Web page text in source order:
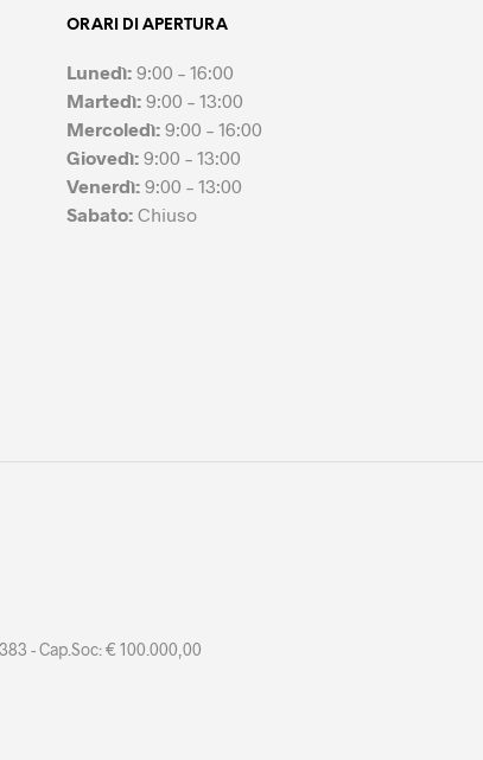
ORARI DI APERTURA
Lunedì: 9:00 – 16:00
Martedì: 9:00 – 13:00
Mercoledì: 9:00 – 16:00
Giovedì: 9:00 – 13:00
Venerdì: 9:00 – 13:00
Sabato: Chiuso
- Cap.Soc: € 100.000,00